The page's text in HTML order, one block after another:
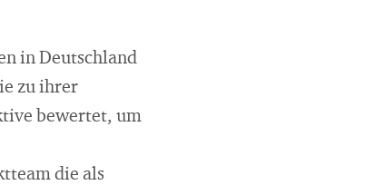
in Deutschland
zu ihrer
bewertet, um
die als